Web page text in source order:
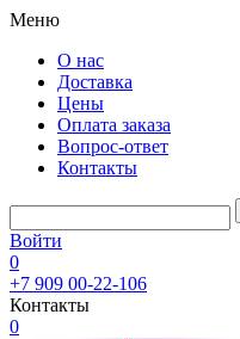
Меню
О нас
Доставка
Цены
Оплата заказа
Вопрос-ответ
Контакты
Войти
0
+7 909 00-22-106
Контакты
0